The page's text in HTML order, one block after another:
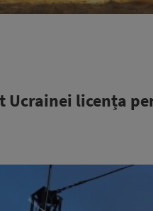
Ucrainei licența